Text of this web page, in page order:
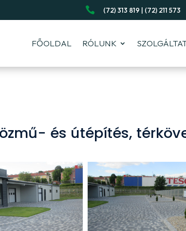
 (72) 313 819 | (72) 211 573
FŐOLDAL RÓLUNK
és útépítés,